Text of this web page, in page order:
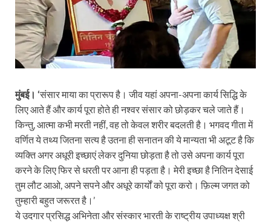
मुंबई। ‘संसार माया का प्रारूप है। जीव यहां अपना-अपना कार्य सिद्धि के
लिए आते हैं और कार्य पूरा होते ही नश्वर संसार को छोड़कर चले जाते हैं।
किन्तु, आत्मा कभी मरती नहीं, वह तो केवल शरीर बदलती है। भगवद गीता में
वर्णित ये तथ्य जितना सत्य है उतना ही सनातन की ये मान्यता भी अटूट है कि
व्यक्ति अगर अधूरी इच्छाएं लेकर दुनिया छोड़ता है तो उसे अपना कार्य पूरा
करने के लिए फिर से धरती पर आना ही पड़ता है। मेरी इच्छा है नितिन देसाई
तुम लौट आओ, अपने सपने और अधूरे कार्यों को पूरा करो। फ़िल्म जगत को
तुम्हारी बहुत जरूरत है।’
ये उदगार प्रसिद्ध अभिनेता और संस्कार भारती के राष्ट्रीय उपाध्यक्ष श्री